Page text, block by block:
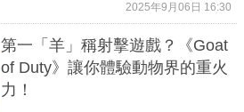
2025年9月06日 16:30
第一「羊」稱射擊遊戲？《Goat
of Duty》讓你體驗動物界的重火
力！